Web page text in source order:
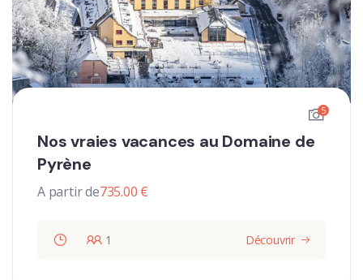
5
Nos vraies vacances au Domaine de
Pyrène
A partir de735.00 €
1 Découvrir